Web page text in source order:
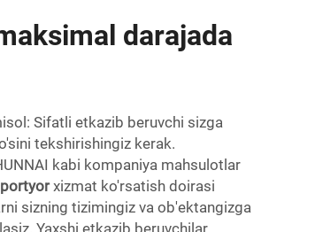
darajada
Sifatli etkazib beruvchi sizga
tekshirishingiz kerak.
kabi kompaniya mahsulotlar
xizmat ko'rsatish doirasi
sizning tizimingiz va ob'ektangizga